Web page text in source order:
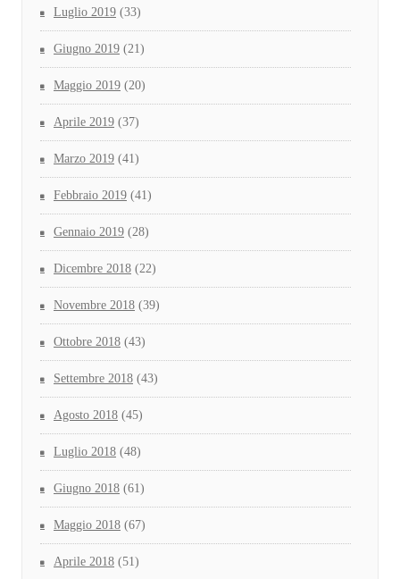
Luglio 2019 (33)
Giugno 2019 (21)
Maggio 2019 (20)
Aprile 2019 (37)
Marzo 2019 (41)
Febbraio 2019 (41)
Gennaio 2019 (28)
Dicembre 2018 (22)
Novembre 2018 (39)
Ottobre 2018 (43)
Settembre 2018 (43)
Agosto 2018 (45)
Luglio 2018 (48)
Giugno 2018 (61)
Maggio 2018 (67)
Aprile 2018 (51)